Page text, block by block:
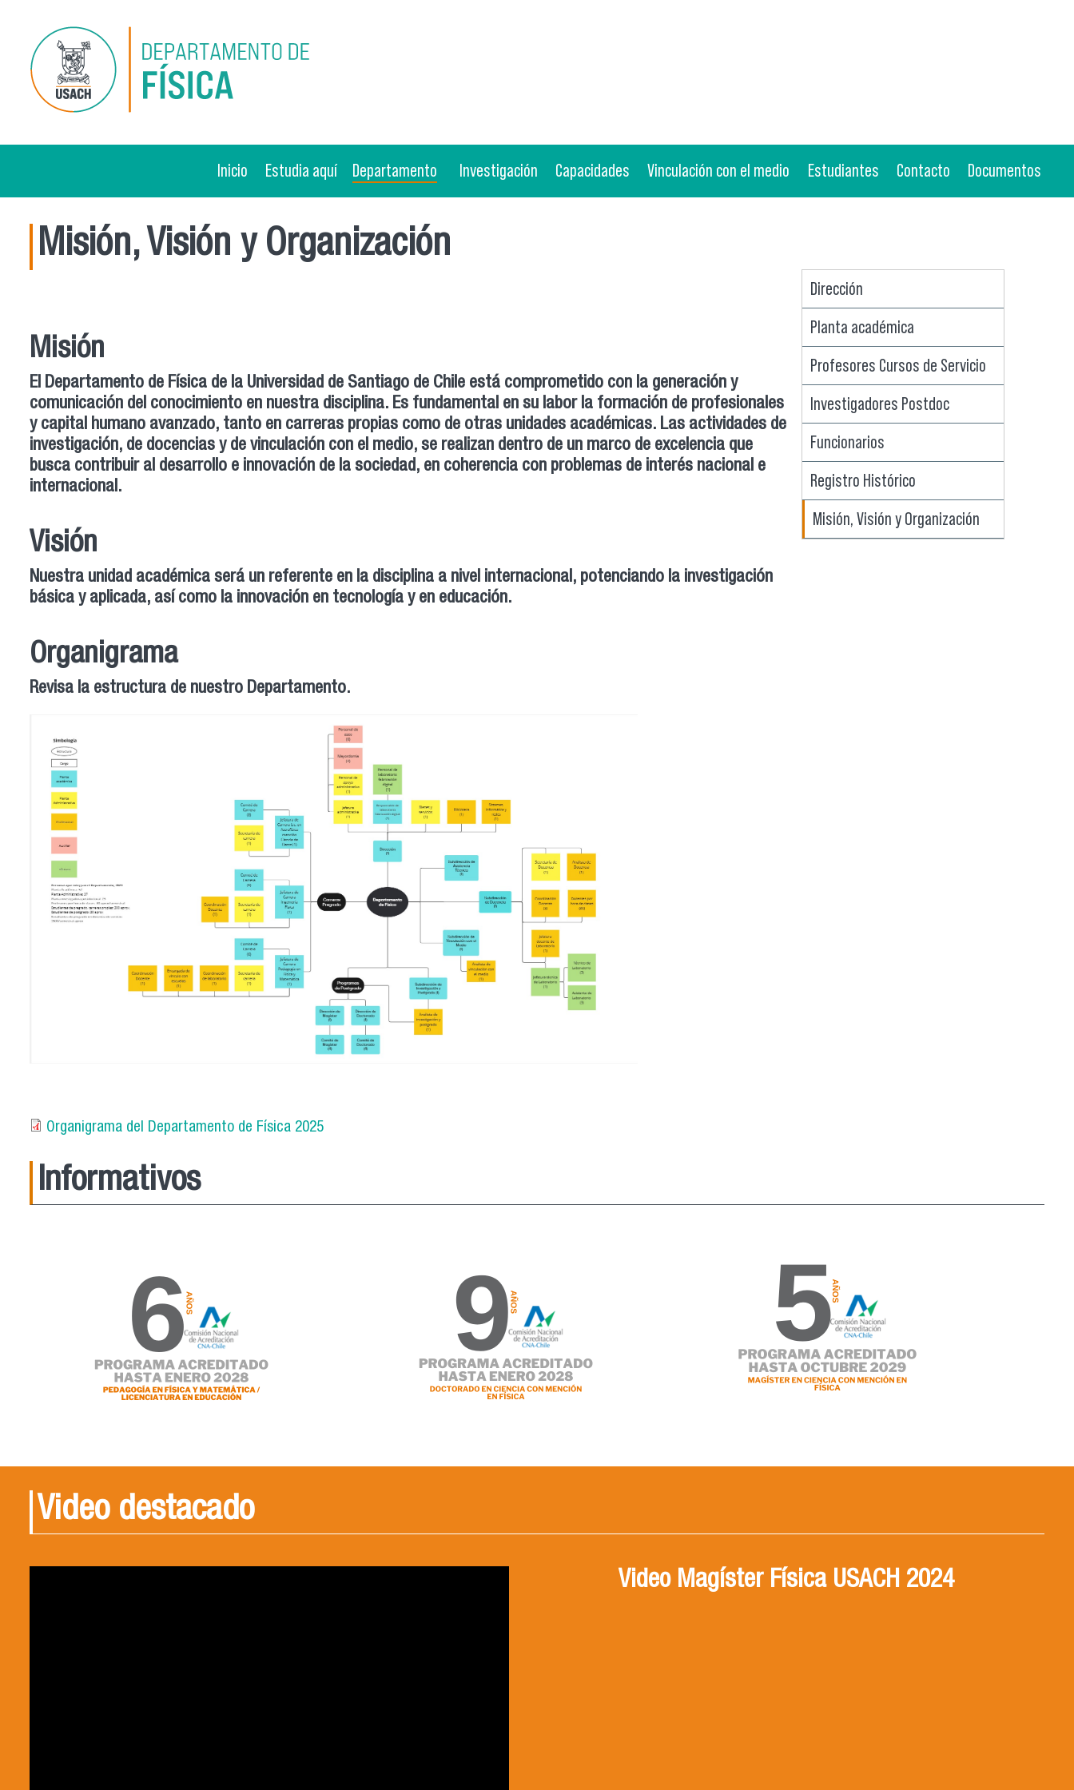
Inicio Estudia aquí Departamento Investigación Capacidades Vinculación con el medio Estudiantes Contacto Documentos
Dirección
Planta académica
Profesores Cursos de Servicio
Investigadores Postdoc
Funcionarios
Registro Histórico
Misión, Visión y Organización
Misión, Visión y Organización
Misión
El Departamento de Física de la Universidad de Santiago de Chile está comprometido con la generación y
comunicación del conocimiento en nuestra disciplina. Es fundamental en su labor la formación de profesionales
y capital humano avanzado, tanto en carreras propias como de otras unidades académicas. Las actividades de
investigación, de docencias y de vinculación con el medio, se realizan dentro de un marco de excelencia que
busca contribuir al desarrollo e innovación de la sociedad, en coherencia con problemas de interés nacional e
internacional.
Visión
Nuestra unidad académica será un referente en la disciplina a nivel internacional, potenciando la investigación
básica y aplicada, así como la innovación en tecnología y en educación.
Organigrama
Revisa la estructura de nuestro Departamento.
Organigrama del Departamento de Física 2025
Informativos
Video destacado
Video Magíster Física USACH 2024